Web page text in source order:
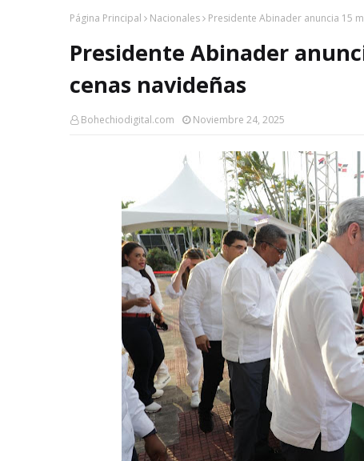
Página Principal Nacionales Presidente Abinader anuncia 15
Presidente Abinader
cenas navideñas
Bohechiodigital.com Noviembre 24, 2025